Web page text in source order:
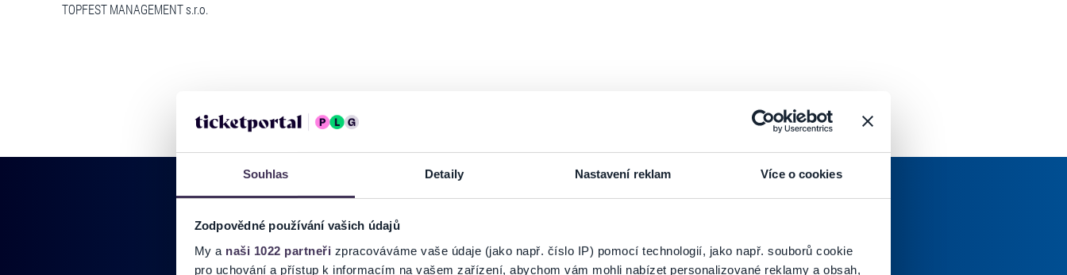
Souhlas Detaily Nastavení reklam Více o cookies
Zodpovědné používání vašich údajů
My a naši 1022 partneři zpracováváme vaše údaje (jako např. číslo IP) pomocí technologií, jako např. souborů cookie
pro uchování a přístup k informacím na vašem zařízení, abychom vám mohli nabízet personalizované reklamy a obsah,
TOPFEST MANAGEMENT s.r.o.
PRIHLÁSIŤ SA K
Pridajte sa do zoznamu odberateľov a doručte si najnovšie špeciálne ponuky priamo do doručenej pošty.